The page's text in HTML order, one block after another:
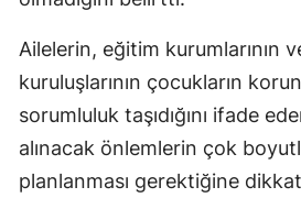
Ailelerin, eğitim kurumlarının
kuruluşlarının çocukların
sorumluluk taşıdığını ifade
alınacak önlemlerin çok
planlanması gerektiğine